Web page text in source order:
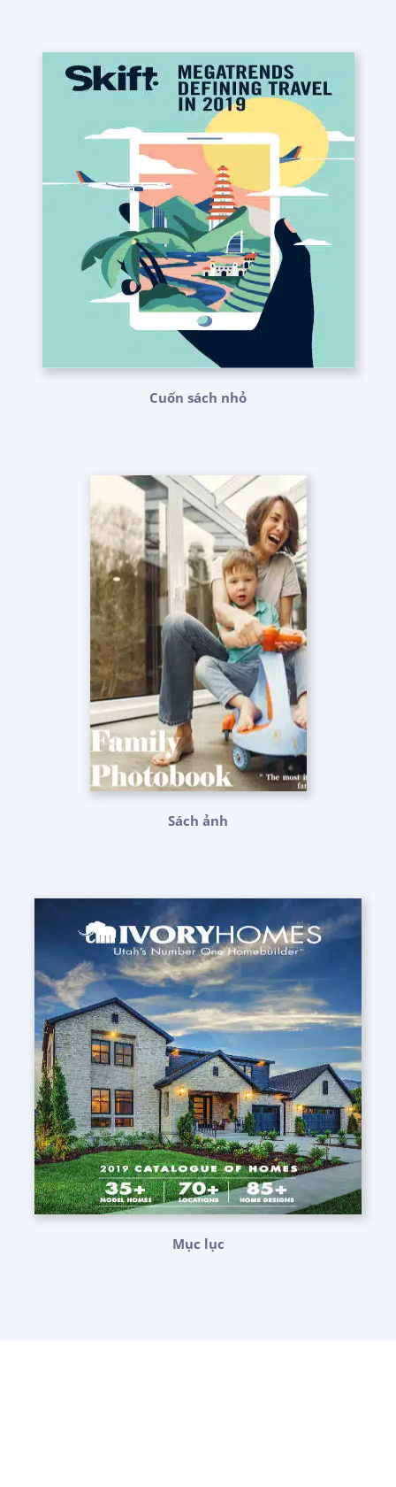
Cuốn sách nhỏ
Sách ảnh
Mục lục